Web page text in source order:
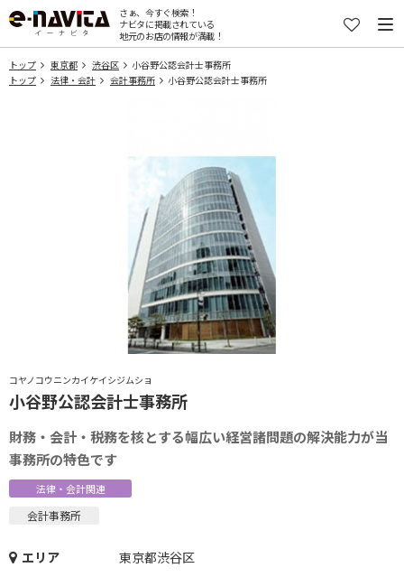
さぁ、今すぐ検索！
ナビタに掲載されている
地元のお店の情報が満載！
トップ 東京都 渋谷区
小谷野公認会計士事務所
トップ
法律・会計 会計事務所 小谷野公認会計士事務所
コヤノコウニンカイケイシジムショ
小谷野公認会計士事務所
財務・会計・税務を核とする幅広い経営諸問題の解決能力が当
事務所の特色です
法律・会計関連
会計事務所
エリア
東京都渋谷区